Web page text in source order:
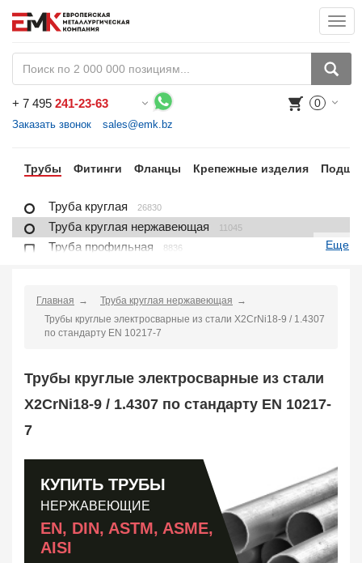
+ 7 495 241-23-63
Заказать звонок sales@emk.bz
0
Трубы Фитинги Фланцы Крепежные изделия
Труба круглая 26830
Труба круглая нержавеющая 11045
Труба профильная 8836
Труба футерованная 1
Труба в изоляции 2230
Трубная заготовка
Заказать в 1 клик
Еще
Главная
Труба круглая нержавеющая
Трубы круглые электросварные из стали X2CrNi18-9 / 1.4307
по стандарту EN 10217-7
Трубы круглые электросварные из стали
X2CrNi18-9 / 1.4307 по стандарту EN 10217-
7
КУПИТЬ ТРУБЫ
НЕРЖАВЕЮЩИЕ
EN, DIN, ASTM, ASME,
AISI